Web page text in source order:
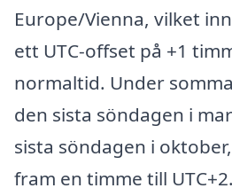
Europe/Vienna, vilket
ett UTC-offset på +1
normaltid. Under
den sista söndagen i
sista söndagen i
fram en timme till